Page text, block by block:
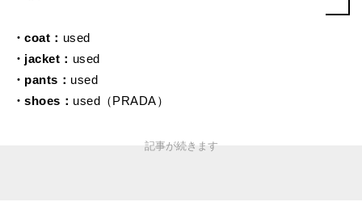
・coat： used
・jacket： used
・pants： used
・shoes： used（PRADA）